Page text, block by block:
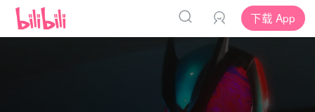
下载 App